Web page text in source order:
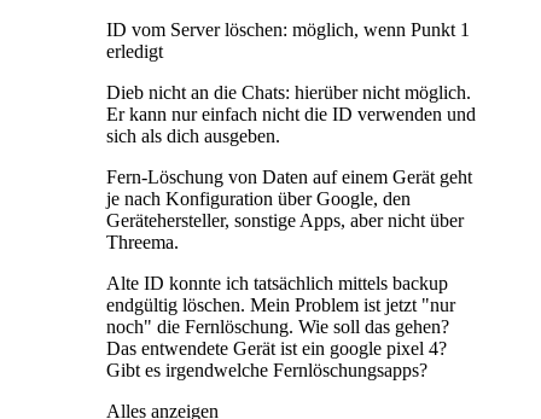
ID vom Server löschen: möglich, wenn Punkt 1
erledigt
Dieb nicht an die Chats: hierüber nicht möglich.
Er kann nur einfach nicht die ID verwenden und
sich als dich ausgeben.
Fern-Löschung von Daten auf einem Gerät geht
je nach Konfiguration über Google, den
Gerätehersteller, sonstige Apps, aber nicht über
Threema.
Alte ID konnte ich tatsächlich mittels backup
endgültig löschen. Mein Problem ist jetzt "nur
noch" die Fernlöschung. Wie soll das gehen?
Das entwendete Gerät ist ein google pixel 4?
Gibt es irgendwelche Fernlöschungsapps?
Alles anzeigen